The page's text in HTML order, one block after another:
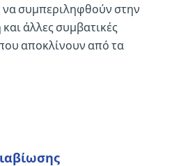
συμπεριληφθούν στην
άλλες συμβατικές
αποκλίνουν από τα